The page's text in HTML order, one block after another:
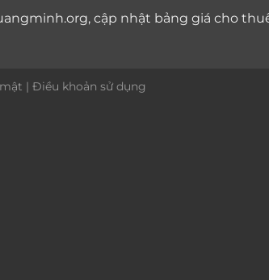
cập nhật bảng giá cho
| Điều khoản sử dụng